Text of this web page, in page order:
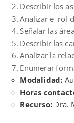
Describir los
Analizar el rol
Señalar las
Describir las
Analizar la
Enumerar
Modalidad:
Horas
Recurso: Dra.